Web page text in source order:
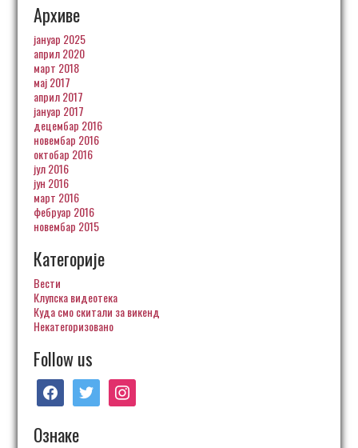
Архиве
јануар 2025
април 2020
март 2018
мај 2017
април 2017
јануар 2017
децембар 2016
новембар 2016
октобар 2016
јул 2016
јун 2016
март 2016
фебруар 2016
новембар 2015
Категорије
Вести
Клупска видеотека
Куда смо скитали за викенд
Некатегоризовано
Follow us
facebooktwitter instagram
Ознаке